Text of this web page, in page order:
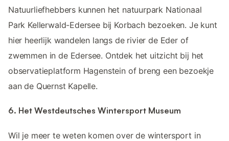
Natuurliefhebbers kunnen het natuurpark Nationaal
Park Kellerwald-Edersee bij Korbach bezoeken. Je kunt
hier heerlijk wandelen langs de rivier de Eder of
zwemmen in de Edersee. Ontdek het uitzicht bij het
observatieplatform Hagenstein of breng een bezoekje
aan de Quernst Kapelle.
6. Het Westdeutsches Wintersport Museum
Wil je meer te weten komen over de wintersport in